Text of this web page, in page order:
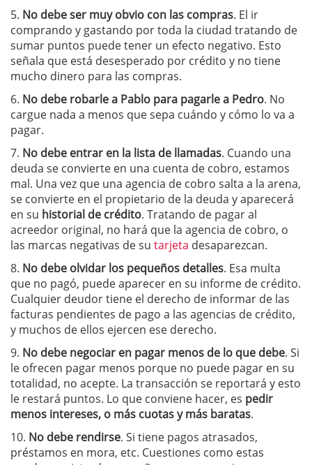
5. No debe ser muy obvio con las compras. El ir
comprando y gastando por toda la ciudad tratando de
sumar puntos puede tener un efecto negativo. Esto
señala que está desesperado por crédito y no tiene
mucho dinero para las compras.
6. No debe robarle a Pablo para pagarle a Pedro. No
cargue nada a menos que sepa cuándo y cómo lo va a
pagar.
7. No debe entrar en la lista de llamadas. Cuando una
deuda se convierte en una cuenta de cobro, estamos
mal. Una vez que una agencia de cobro salta a la arena,
se convierte en el propietario de la deuda y aparecerá
en su historial de crédito. Tratando de pagar al
acreedor original, no hará que la agencia de cobro, o
las marcas negativas de su tarjeta desaparezcan.
8. No debe olvidar los pequeños detalles. Esa multa
que no pagó, puede aparecer en su informe de crédito.
Cualquier deudor tiene el derecho de informar de las
facturas pendientes de pago a las agencias de crédito,
y muchos de ellos ejercen ese derecho.
9. No debe negociar en pagar menos de lo que debe. Si
le ofrecen pagar menos porque no puede pagar en su
totalidad, no acepte. La transacción se reportará y esto
le restará puntos. Lo que conviene hacer, es pedir
menos intereses, o más cuotas y más baratas.
10. No debe rendirse. Si tiene pagos atrasados,
préstamos en mora, etc. Cuestiones como estas